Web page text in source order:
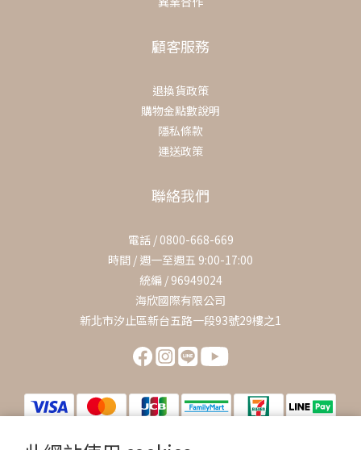
顧客服務
退換貨政策
購物金點數說明
隱私條款
運送政策
聯絡我們
電話 / 0800-668-669
時間 / 週一至週五 9:00-17:00
統編 / 96949024
海欣國際有限公司
新北市汐止區新台五路一段93號29樓之1